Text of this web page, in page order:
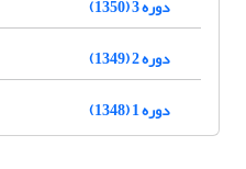
دوره 3 (1350)
دوره 2 (1349)
دوره 1 (1348)